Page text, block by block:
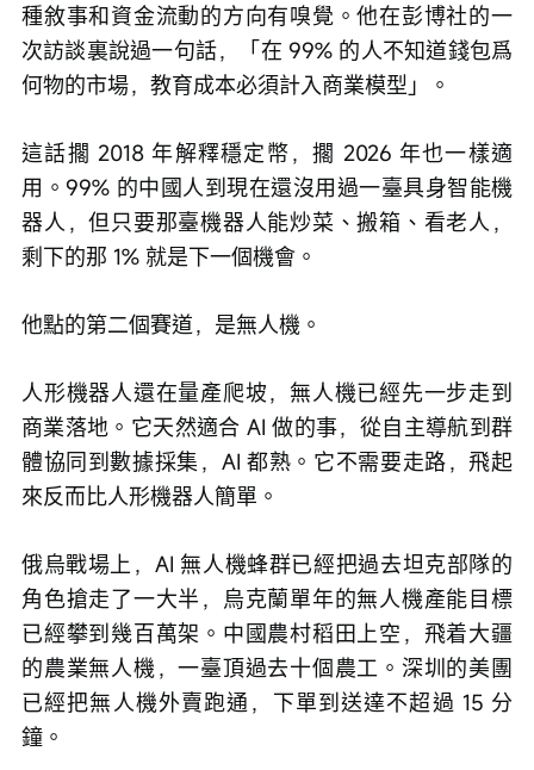
種敘事和資金流動的方向有嗅覺。他在彭博社的一
次訪談裏說過一句話，「在 99% 的人不知道錢包爲
何物的市場，教育成本必須計入商業模型」。
這話擱 2018 年解釋穩定幣，擱 2026 年也一樣適
用。99% 的中國人到現在還沒用過一臺具身智能機
器人，但只要那臺機器人能炒菜、搬箱、看老人，
剩下的那 1% 就是下一個機會。
他點的第二個賽道，是無人機。
人形機器人還在量產爬坡，無人機已經先一步走到
商業落地。它天然適合 AI 做的事，從自主導航到群
體協同到數據採集，AI 都熟。它不需要走路，飛起
來反而比人形機器人簡單。
俄烏戰場上，AI 無人機蜂群已經把過去坦克部隊的
角色搶走了一大半，烏克蘭單年的無人機產能目標
已經攀到幾百萬架。中國農村稻田上空，飛着大疆
的農業無人機，一臺頂過去十個農工。深圳的美團
已經把無人機外賣跑通，下單到送達不超過 15 分
鐘。